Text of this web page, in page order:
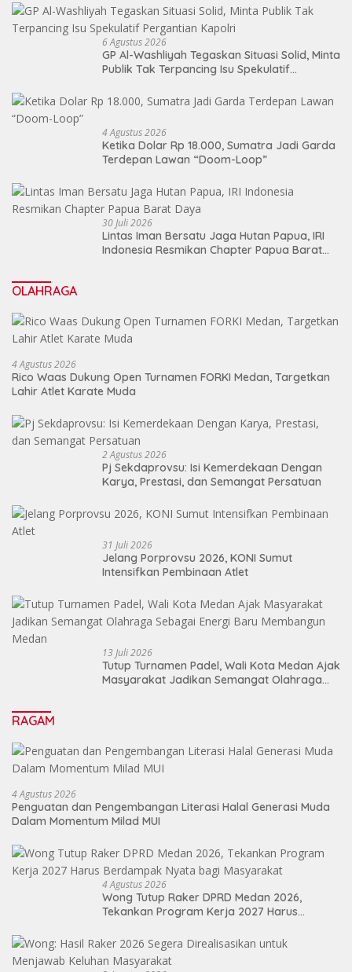
6 Agustus 2026
GP Al-Washliyah Tegaskan Situasi Solid, Minta
Publik Tak Terpancing Isu Spekulatif
4 Agustus 2026
Ketika Dolar Rp 18.000, Sumatra Jadi Garda
Terdepan Lawan “Doom-Loop”
30 Juli 2026
Lintas Iman Bersatu Jaga Hutan Papua, IRI
Indonesia Resmikan Chapter Papua Barat
OLAHRAGA
4 Agustus 2026
Rico Waas Dukung Open Turnamen FORKI Medan, Targetkan
Lahir Atlet Karate Muda
2 Agustus 2026
Pj Sekdaprovsu: Isi Kemerdekaan Dengan
Karya, Prestasi, dan Semangat Persatuan
31 Juli 2026
Jelang Porprovsu 2026, KONI Sumut
Intensifkan Pembinaan Atlet
13 Juli 2026
Tutup Turnamen Padel, Wali Kota Medan Ajak
Masyarakat Jadikan Semangat Olahraga
RAGAM
4 Agustus 2026
Penguatan dan Pengembangan Literasi Halal Generasi Muda
Dalam Momentum Milad MUI
4 Agustus 2026
Wong Tutup Raker DPRD Medan 2026,
Tekankan Program Kerja 2027 Harus